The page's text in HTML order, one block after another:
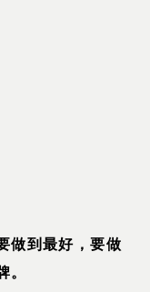
做到最好，要做
。